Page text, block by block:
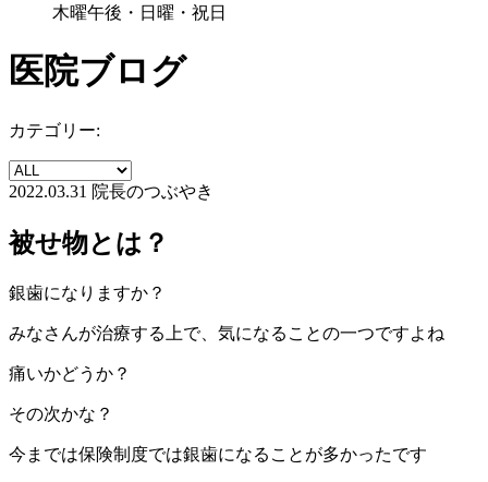
木曜午後・日曜・祝日
医院ブログ
カテゴリー:
2022.03.31 院長のつぶやき
被せ物とは？
銀歯になりますか？
みなさんが治療する上で、気になることの一つですよね
痛いかどうか？
その次かな？
今までは保険制度では銀歯になることが多かったです